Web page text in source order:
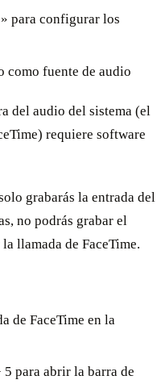
para configurar los
como fuente de audio
del audio del sistema (el
requiere software
grabarás la entrada del
no podrás grabar el
llamada de FaceTime.
de FaceTime en la
para abrir la barra de